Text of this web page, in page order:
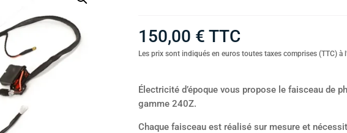
150,00 € TTC
Les prix sont indiqués en euros toutes taxes comprises (TTC) à
Électricité d’époque vous propose le faisceau de
gamme 240Z.
Chaque faisceau est réalisé sur mesure et